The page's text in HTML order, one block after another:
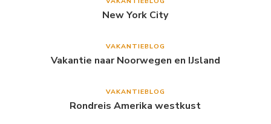
New York City
VAKANTIEBLOG
Vakantie naar Noorwegen en IJsland
VAKANTIEBLOG
Rondreis Amerika westkust